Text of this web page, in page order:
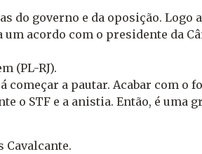
do governo e da oposição. Logo
acordo com o presidente da
(PL-RJ).
começar a pautar. Acabar com o
o STF e a anistia. Então, é uma
Cavalcante.